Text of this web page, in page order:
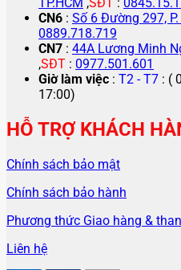
TP.HCM ,SĐT :
CN6 : Số 6 Đường 297,
0889.718.719
CN7 : 44A Lương Minh
,SĐT : 0977.501.601
Giờ làm việc : T2 - T7 : (
17:00)
HỖ TRỢ KHÁCH
Chính sách bảo mật
Chính sách bảo hành
Phương thức Giao hàng &
Liên hệ